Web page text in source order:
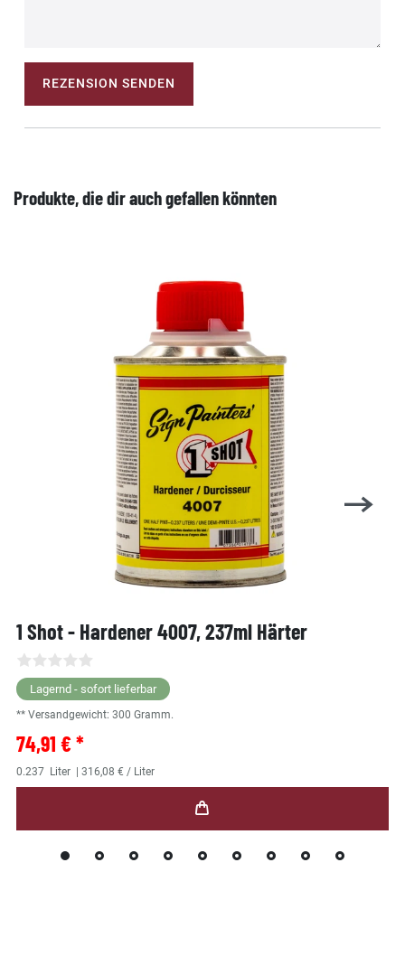
REZENSION SENDEN
Produkte, die dir auch gefallen könnten
1 Shot - Hardener 4007, 237ml Härter
Lagernd - sofort lieferbar
** Versandgewicht: 300 Gramm.
74,91 € *
0.237 Liter | 316,08 € / Liter